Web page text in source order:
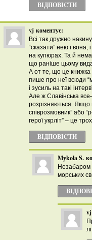
ВІДПОВІCТИ
vj коментує:
Всі так дружно
“сказати” нею і вона,
на купюрах. Та й
що раніше цьому
А от те, що це книжка
пише про неї всюди
і зусиль на такі
Але ж Славінська все-
розрізняються. Якщо
співрозмовник” або
герої укрліт” – це
ВІДПОВІCТИ
Mykola S.
Незабаром
морських
vj